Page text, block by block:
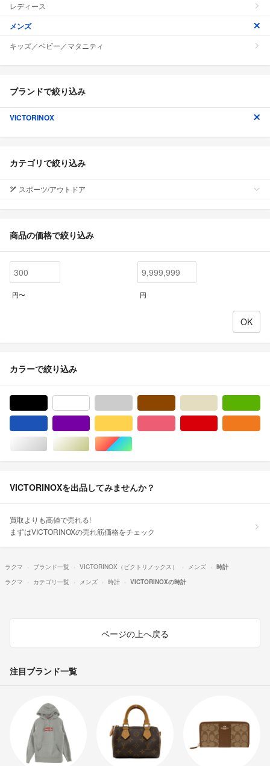
レディース
メンズ
キッズ／ベビー／マタニティ
ブランドで絞り込み
VICTORINOX
カテゴリで絞り込み
スポーツ/アウトドア
商品の価格で絞り込み
円〜 円
カラーで絞り込み
シルバー/銀色系ゴールド/金色系マルチカラー
VICTORINOXを出品してみませんか？
買取よりも高値で売れる!
まずはVICTORINOXの売れ筋価格をチェック
ラクマ ブランド一覧 VICTORINOX（ビクトリノックス） メンズ
時計
ラクマ
カテゴリ一覧 メンズ 時計 VICTORINOXの時計
ページの上へ戻る
注目ブランド一覧